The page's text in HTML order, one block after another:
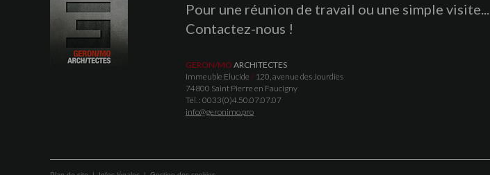
Pour une réunion de travail ou une simple visite...
Contactez-nous !
GERON/MO ARCHITECTES
Immeuble Elucide / 120, avenue des Jourdies
74800 Saint Pierre en Faucigny
Tél. : 0033(0)4.50.07.07.07
info@geronimo.pro